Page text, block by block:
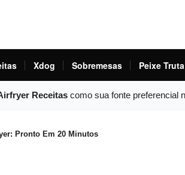
Xdog Sobremesas Peixe Truta
Receitas como sua fonte preferencial
Pronto Em 20 Minutos